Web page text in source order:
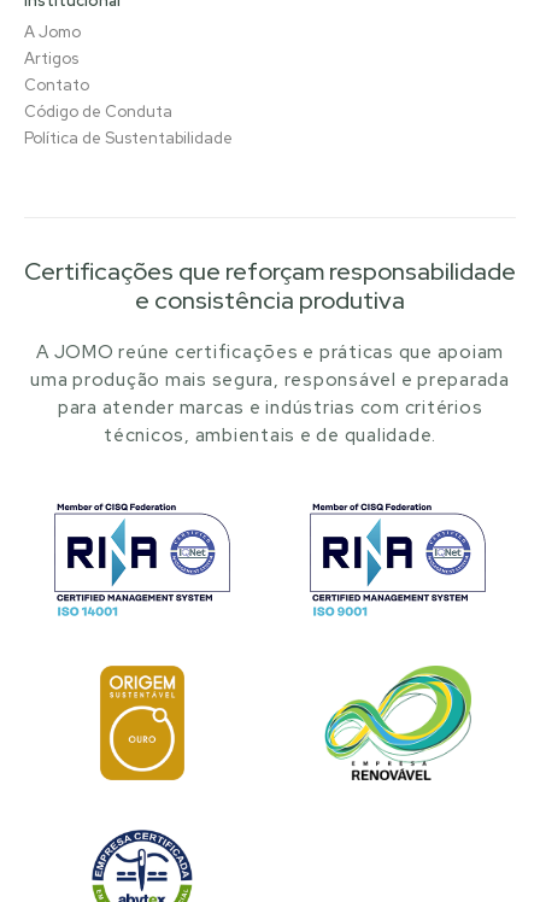
A Jomo
Artigos
Contato
Código de Conduta
Política de Sustentabilidade
Certificações que reforçam responsabilidade
e consistência produtiva
A JOMO reúne certificações e práticas que apoiam
uma produção mais segura, responsável e preparada
para atender marcas e indústrias com critérios
técnicos, ambientais e de qualidade.